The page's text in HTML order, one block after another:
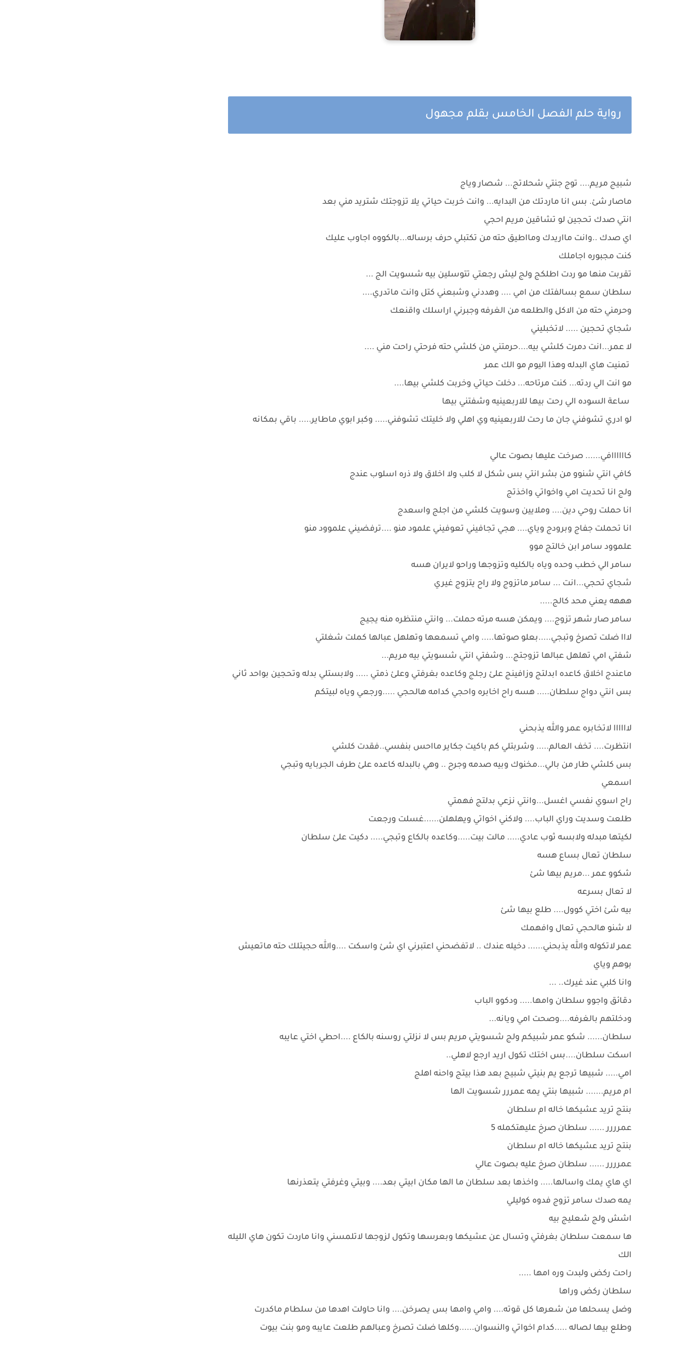
رواية حلم الفصل الخامس بقلم مجهول
شبيج مريم.... توج جنتي شحلاتج... شصار وياج
ماصار شئ. بس انا ماردتك من البدايه... وانت خربت حياتي يلا تزوجتك شتريد مني بعد
انتي صدك تحجين لو تشاقين مريم احجي
اي صدك ..وانت مااريدك ومااطيق حته من تكتبلي حرف برساله...بالكووه اجاوب عليك
كنت مجبوره اجاملك
تقربت منها مو ردت اطلكج ولج ليش رجعتي تتوسلين بيه شسويت الج ...
سلطان سمع بسالفتك من امي .... وهددني وشبعني كتل وانت ماتدري....
وحرمني حته من الاكل والطلعه من الغرفه وجبرني اراسلك واقنعك
شجاي تحجين ..... لاتخبليني
لا عمر...انت دمرت كلشي بيه....حرمتني من كلشي حته فرحتي راحت مني ....
تمنيت هاي البدله وهذا اليوم مو الك عمر
مو انت الي ردته... كنت مرتاحه... دخلت حياتي وخربت كلشي بيها....
ساعة السوده الي رحت بيها للاربعينيه وشفتني بيها
لو ادري تشوفني جان ما رحت للاربعينيه وي اهلي ولا خليتك تشوفني..... وكبر ابوي ماطاير..... باقي بمكانه
كاااااافي...... صرخت عليها بصوت عالي
كافي انتي شنوو من بشر انتي بس شكل لا كلب ولا اخلاق ولا ذره اسلوب عندج
ولج انا تحديت امي واخواتي واخذتج
انا حملت روحي دين.... وملايين وسويت كلشي من اجلج واسعدج
انا تحملت جفاج وبرودج وياي.... هجي تجافيني تعوفيني علمود منو ....ترفضيني علموود منو
علموود سامر ابن خالتج موو
سامر الي خطب وحده وياه بالكليه وتزوجها وراحو لايران هسه
شجاي تحجي...انت ... سامر ماتزوج ولا راح يتزوج غيري
هههه يعني محد كالج.....
سامر صار شهر تزوج.... ويمكن هسه مرته حملت... وانتي منتظره منه يجيج
لااا ضلت تصرخ وتبجي.....بعلو صوتها..... وامي تسمعها وتهلهل عبالها كملت شغلتي
شفتي امي تهلهل عبالها تزوجتج... وشفتي انتي شسويتي بيه مريم...
ماعندج اخلاق كاعده ابدلتج وزافينج علئ رجلج وكاعده بغرفتي وعلئ ذمتي ..... ولابستلي بدله وتحجين بواحد ثاني
بس انتي دواج سلطان..... هسه راح اخابره واحجي كدامه هالحجي .....ورجعي وياه لبيتكم
لاااااا لاتخابره عمر والله يذبحني
انتظرت.... تخف العالم..... وشربتلي كم باكيت جكاير مااحس بنفسي..فقدت كلشي
بس كلشي طار من بالي...مخنوك وبيه صدمه وجرح .. وهي بالبدله كاعده علئ طرف الجربايه وتبجي
اسمعي
راح اسوي نفسي اغسل...وانتي نزعي بدلتج فهمتي
طلعت وسديت وراي الباب.... ولاكني اخواتي ويهلهلن......غسلت ورجعت
لكيتها مبدله ولابسه ثوب عادي..... مالت بيت.....وكاعده بالكاع وتبجي..... دكيت علئ سلطان
سلطان تعال بساع هسه
شكوو عمر ...مريم بيها شئ
لا تعال بسرعه
بيه شئ اختي كوول.... طلع بيها شئ
لا شنو هالحجي تعال وافهمك
عمر لاتكوله والله يذبحني...... دخيله عندك .. لاتفضحني اعتبرني اي شئ واسكت ....والله حجيتلك حته ماتعيش
بوهم وياي
وانا كلبي عند غيرك.. ...
دقائق واجوو سلطان وامها..... ودكوو الباب
ودخلتهم بالغرفه....وصحت امي ويانه...
سلطان...... شكو عمر شبيكم ولج شسويتي مريم بس لا نزلتي روسنه بالكاع ....احطي اختي عايبه
اسكت سلطان....بس اختك تكول اريد ارجع لاهلي..
امي..... شبيها ترجع يم بنيتي شبيج بعد هذا بيتج واحنه اهلج
ام مريم....... شبيها بنتي يمه عمررر شسويت الها
بنتج تريد عشيكها خاله ام سلطان
عمرررر ...... سلطان صرخ عليهتكمله 5
بنتج تريد عشيكها خاله ام سلطان
عمرررر ...... سلطان صرخ عليه بصوت عالي
اي هاي يمك واسالها..... واخذها بعد سلطان ما الها مكان ابيتي بعد.... وبيتي وغرفتي يتعذرنها
يمه صدك سامر تزوج فدوه كوليلي
اشش ولج شعليج بيه
ها سمعت سلطان بغرفتي وتسال عن عشيكها وبعرسها وتكول لزوجها لاتلمسني وانا ماردت تكون هاي الليله
الك
راحت ركض ولبدت وره امها .....
سلطان ركض وراها
وضل يسحلها من شعرها كل قوته.... وامي وامها بس يصرخن.... وانا حاولت اهدها من سلطام ماكدرت
وطلع بيها لصاله .....كدام اخواتي والنسوان......وكلها ضلت تصرخ وعبالهم طلعت عايبه ومو بنت بيوت